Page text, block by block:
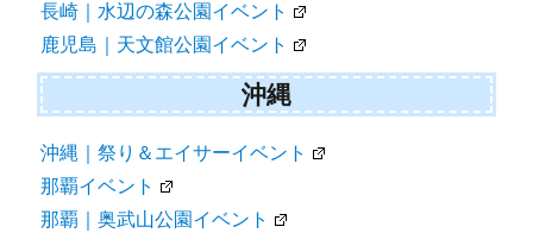
長崎｜水辺の森公園イベント
鹿児島｜天文館公園イベント
沖縄
沖縄｜祭り＆エイサーイベント
那覇イベント
那覇｜奥武山公園イベント